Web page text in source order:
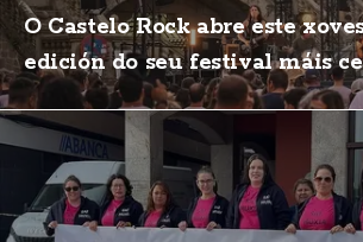
O Castelo Rock abre este
edición do seu festival máis